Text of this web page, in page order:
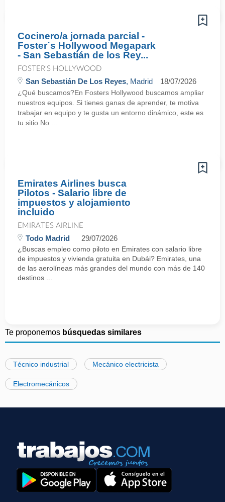
Cocinero/a jornada parcial -
Foster´s Hollywood Megapark
- San Sebastián de los Rey...
FOSTER'S HOLLYWOOD
San Sebastián De Los Reyes, Madrid 18/07/2026
¿Qué buscamos?En Fosters Hollywood buscamos ampliar
nuestros equipos. Si tienes ganas de aprender, te motiva
trabajar en equipo y te gusta un entorno dinámico, este es
tu sitio.No ...
Emirates Airlines busca
Pilotos - Salario libre de
impuestos y alojamiento
incluido
EMIRATES AIRLINE
Todo Madrid 29/07/2026
¿Buscas empleo como piloto en Emirates con salario libre
de impuestos y vivienda gratuita en Dubái? Emirates, una
de las aerolíneas más grandes del mundo con más de 140
destinos ...
Te proponemos búsquedas similares
Técnico industrial Mecánico electricista
Electromecánicos